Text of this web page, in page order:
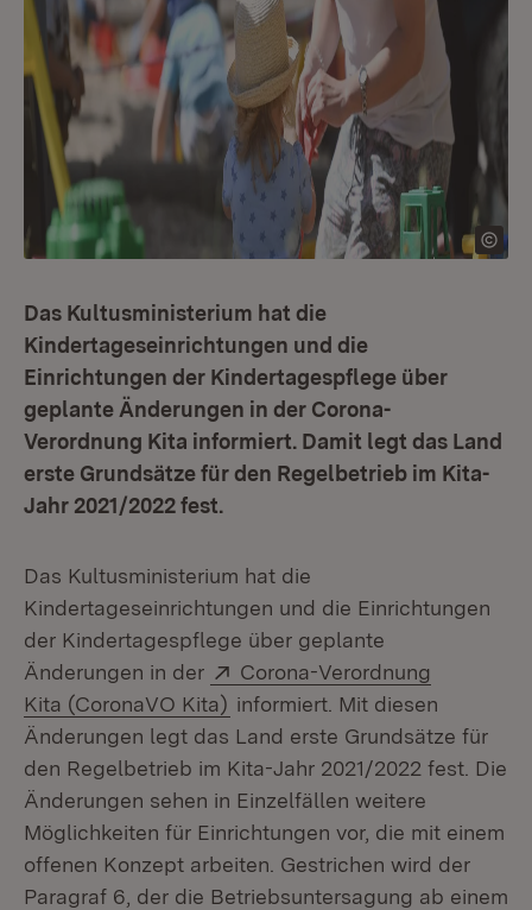
Das Kultusministerium hat die
Kindertageseinrichtungen und die
Einrichtungen der Kindertagespflege über
geplante Änderungen in der Corona-
Verordnung Kita informiert. Damit legt das Land
erste Grundsätze für den Regelbetrieb im Kita-
Jahr 2021/2022 fest.
Das Kultusministerium hat die
Kindertageseinrichtungen und die Einrichtungen
der Kindertagespflege über geplante
Änderungen in der
Extern:
Corona-Verordnung
Kita (CoronaVO Kita) (Öffnet in neuem Fenster)
informiert. Mit diesen
Änderungen legt das Land erste Grundsätze für
den Regelbetrieb im Kita-Jahr 2021/2022 fest. Die
Änderungen sehen in Einzelfällen weitere
Möglichkeiten für Einrichtungen vor, die mit einem
offenen Konzept arbeiten. Gestrichen wird der
Paragraf 6, der die Betriebsuntersagung ab einem